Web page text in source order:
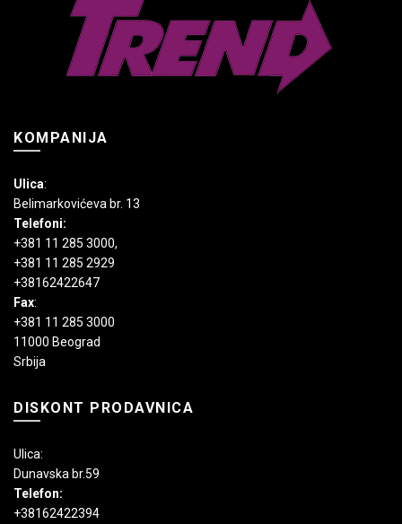
KOMPANIJA
Ulica:
Belimarkovićeva br. 13
Telefoni:
+381 11 285 3000,
+381 11 285 2929
+38162422647
Fax:
+381 11 285 3000
11000 Beograd
Srbija
DISKONT PRODAVNICA
Ulica:
Dunavska br.59
Telefon:
+38162422394